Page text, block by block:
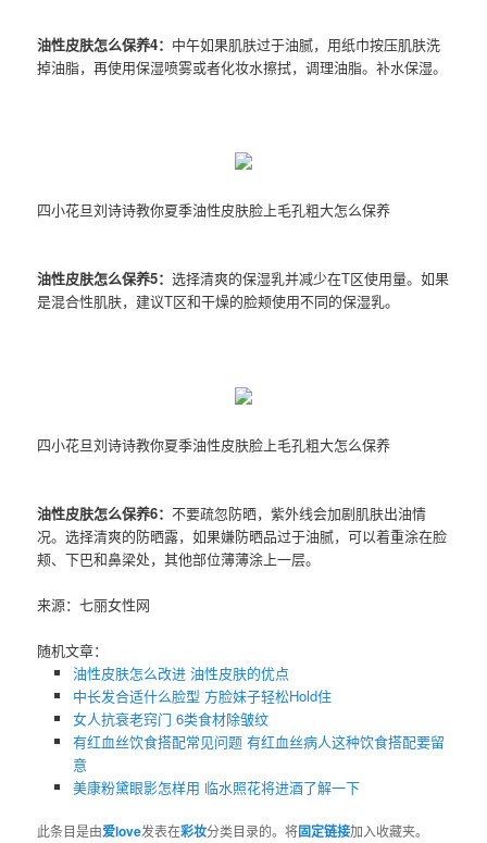
油性皮肤怎么保养4： 中午如果肌肤过于油腻，用纸巾按压肌肤洗
掉油脂，再使用保湿喷雾或者化妆水擦拭，调理油脂。补水保湿。
四小花旦刘诗诗教你夏季油性皮肤脸上毛孔粗大怎么保养
油性皮肤怎么保养5：选择清爽的保湿乳并减少在T区使用量。如果
是混合性肌肤，建议T区和干燥的脸颊使用不同的保湿乳。
四小花旦刘诗诗教你夏季油性皮肤脸上毛孔粗大怎么保养
油性皮肤怎么保养6：不要疏忽防晒，紫外线会加剧肌肤出油情
况。选择清爽的防晒露，如果嫌防晒品过于油腻，可以着重涂在脸
颊、下巴和鼻梁处，其他部位薄薄涂上一层。
来源：七丽女性网
随机文章：
油性皮肤怎么改进 油性皮肤的优点
中长发合适什么脸型 方脸妹子轻松Hold住
女人抗衰老窍门 6类食材除皱纹
有红血丝饮食搭配常见问题 有红血丝病人这种饮食搭配要留
意
美康粉黛眼影怎样用 临水照花将进酒了解一下
此条目是由爱love发表在彩妆分类目录的。将固定链接加入收藏夹。